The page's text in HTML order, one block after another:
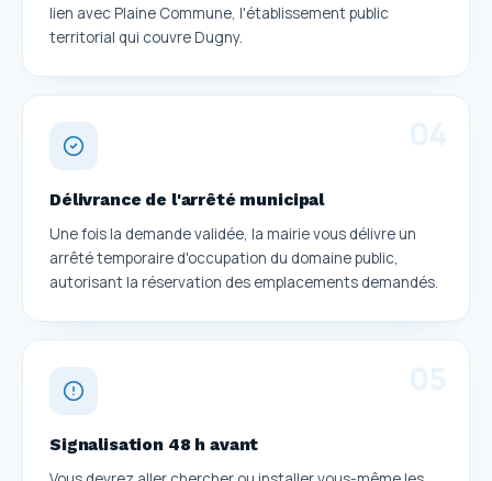
lien avec Plaine Commune, l'établissement public
territorial qui couvre Dugny.
Délivrance de l'arrêté municipal
Une fois la demande validée, la mairie vous délivre un
arrêté temporaire d'occupation du domaine public,
autorisant la réservation des emplacements demandés.
Signalisation 48 h avant